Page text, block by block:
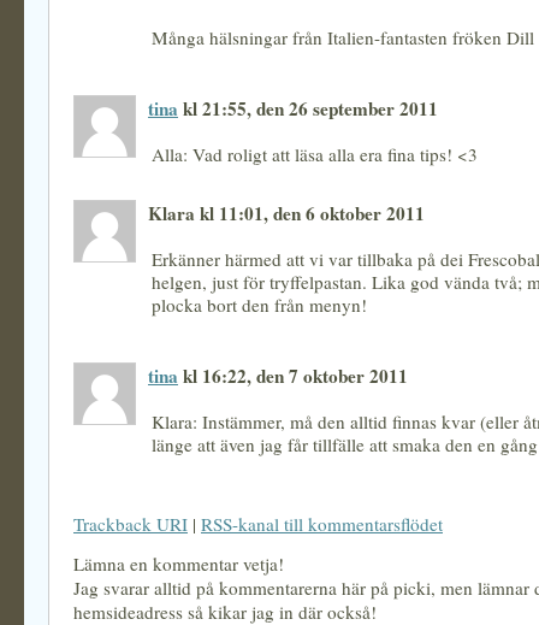
Många hälsningar från Italien-fantasten fröken Dill
tina kl 21:55, den 26 september 2011
Alla: Vad roligt att läsa alla era fina tips! <3
Klara kl 11:01, den 6 oktober 2011
Erkänner härmed att vi var tillbaka på dei
helgen, just för tryffelpastan. Lika god vända två;
plocka bort den från menyn!
tina kl 16:22, den 7 oktober 2011
Klara: Instämmer, må den alltid finnas kvar (eller
länge att även jag får tillfälle att smaka den en
Trackback URI | RSS-kanal till kommentarsflödet
Lämna en kommentar vetja!
Jag svarar alltid på kommentarerna här på picki, men lämnar
hemsideadress så kikar jag in där också!